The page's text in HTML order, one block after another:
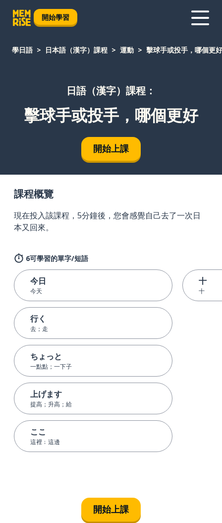
開始學習
學日語 日本語（漢字）課程 運動 擊球手或投手，哪個更好
日語（漢字）課程：
擊球手或投手，哪個更好
開始上課
課程概覽
現在投入該課程，5分鐘後，您會感覺自己去了一次日
本又回來。
6可學習的單字/短語
今日
今天
行く
去；走
ちょっと
一點點；一下子
上げます
提高；升高；給
ここ
這裡﹔這邊
十
十
開始上課